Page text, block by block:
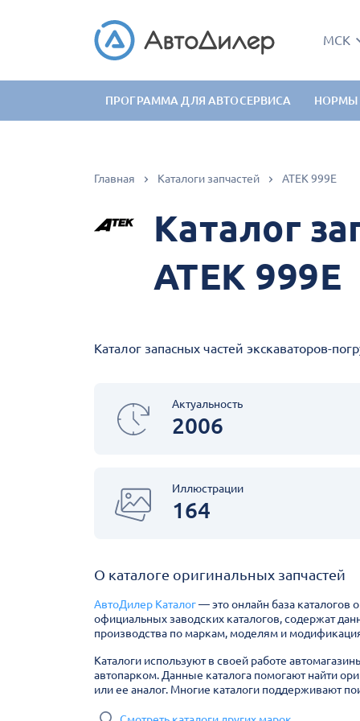
МСК
ПРОГРАММА ДЛЯ АВТОСЕРВИСА НОРМЫ
Главная Каталоги запчастей АТЕК 999Е
Каталог
АТЕК 999Е
Каталог запасных частей экскаваторов-
Актуальность
2006
Иллюстрации
164
О каталоге оригинальных запчастей
АвтоДилер Каталог— это онлайн база каталогов
официальных заводских каталогов, содержат
производства по маркам, моделям и
Каталоги используют в своей работе
автопарком. Данные каталога помогают найти
или ее аналог. Многие каталоги поддерживают